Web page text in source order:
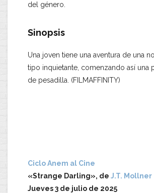
del género.
Sinopsis
Una joven tiene una aventura de una
tipo inquietante, comenzando así una
de pesadilla. (FILMAFFINITY)
Ciclo Anem al Cine
«Strange Darling», de J.T. Mollner
Jueves 3 de julio de 2025